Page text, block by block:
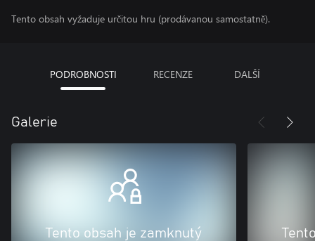
Tento obsah vyžaduje určitou hru (prodávanou samostatně).
PODROBNOSTI RECENZE DALŠÍ
Galerie
Tento obsah je zamknutý